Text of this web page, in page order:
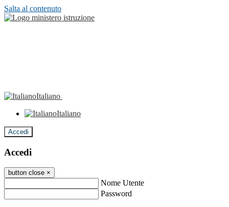
Salta al contenuto
Italiano
Italiano
Accedi
Accedi
button close ×
Nome Utente
Password